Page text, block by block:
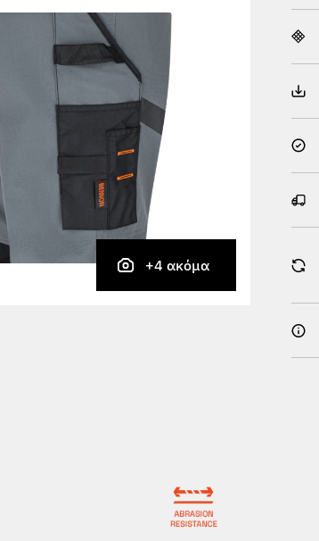
+4 ακόμα